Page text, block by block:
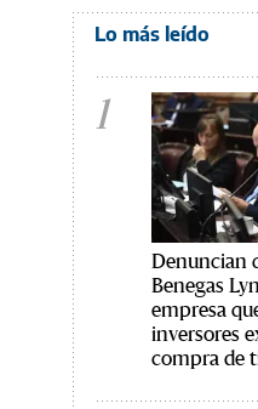
Lo más leído
1
Denuncian
Benegas
empresa
inversores
compra de